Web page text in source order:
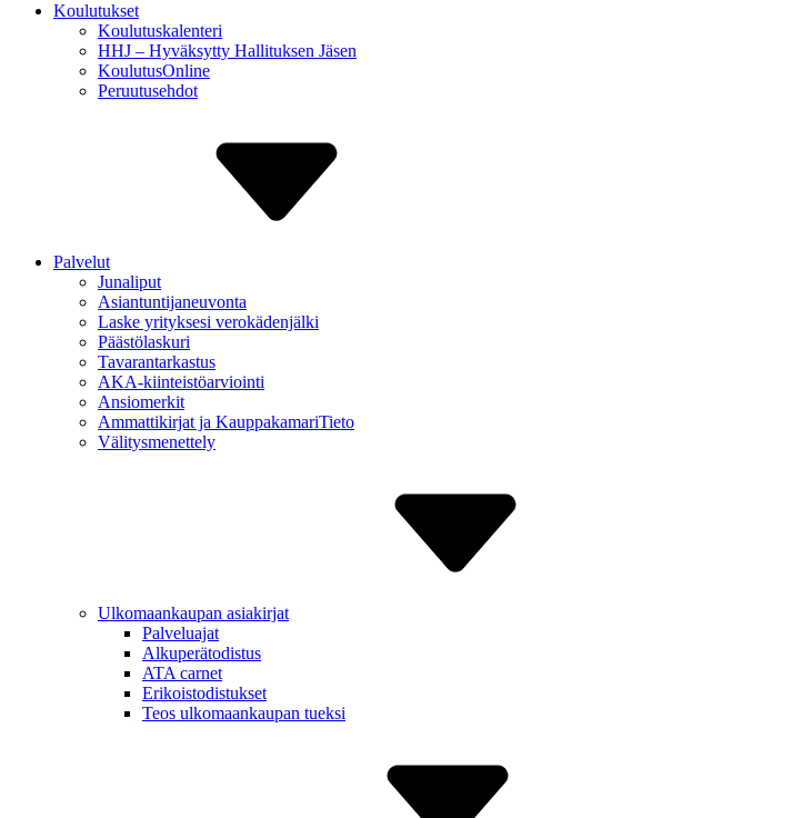
Koulutukset
Koulutuskalenteri
HHJ – Hyväksytty Hallituksen Jäsen
Koulutus­Online
Peruutus­ehdot
Palvelut
Junaliput
Asiantuntija­neuvonta
Laske yrityksesi verokäden­jälki
Päästölaskuri
Tavaran­tarkastus
AKA-kiinteistö­arviointi
Ansiomerkit
Ammattikirjat ja Kauppa­kamariTieto
Välitys­menettely
Ulkomaan­kaupan asiakirjat
Palveluajat
Alkuperä­todistus
ATA carnet
Erikois­todistukset
Teos ulkomaan­kaupan tueksi